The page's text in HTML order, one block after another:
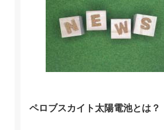
ペロブスカイト太陽電池とは？